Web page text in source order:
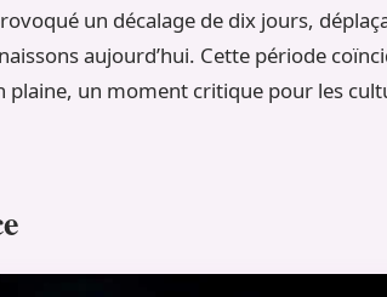
un décalage de dix jours,
aujourd’hui. Cette période
plaine, un moment critique pour les